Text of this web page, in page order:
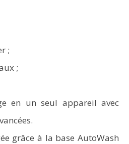
;
;
en un seul appareil avec
grâce à la base AutoWash